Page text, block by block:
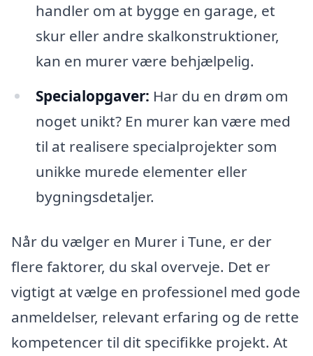
handler om at bygge en garage, et
skur eller andre skalkonstruktioner,
kan en murer være behjælpelig.
Specialopgaver: Har du en drøm om
noget unikt? En murer kan være med
til at realisere specialprojekter som
unikke murede elementer eller
bygningsdetaljer.
Når du vælger en Murer i Tune, er der
flere faktorer, du skal overveje. Det er
vigtigt at vælge en professionel med gode
anmeldelser, relevant erfaring og de rette
kompetencer til dit specifikke projekt. At